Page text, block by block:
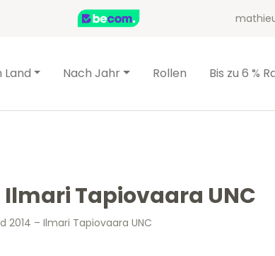
Land Nach Jahr Rollen Bis zu 6 %
Ilmari Tapiovaara UNC
2014 – Ilmari Tapiovaara UNC